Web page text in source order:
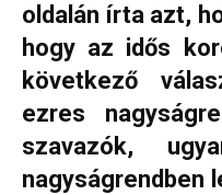
oldalán írta azt,
hogy az idős
következő
ezres
szavazók,
nagyságrendben